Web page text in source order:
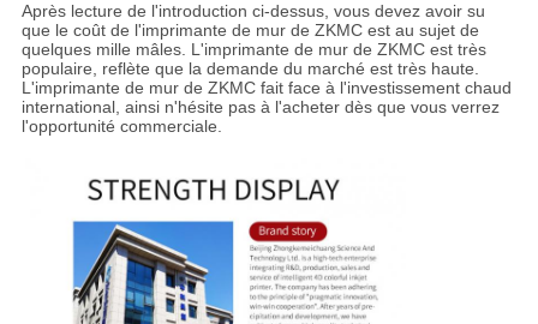
Après lecture de l'introduction ci-dessus, vous devez avoir su
que le coût de l'imprimante de mur de ZKMC est au sujet de
quelques mille mâles. L'imprimante de mur de ZKMC est très
populaire, reflète que la demande du marché est très haute.
L'imprimante de mur de ZKMC fait face à l'investissement chaud
international, ainsi n'hésite pas à l'acheter dès que vous verrez
l'opportunité commerciale.